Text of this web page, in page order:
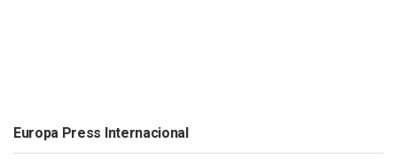
Europa Press Internacional